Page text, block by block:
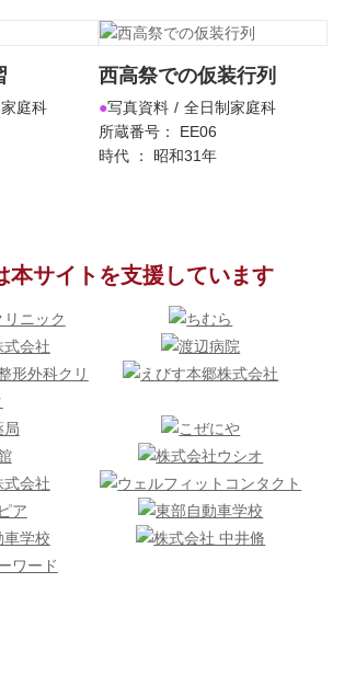
庭科
西高祭での仮装行列
写真資料
全日制家庭科
所蔵番号： EE06
時代 ： 昭和31年
本サイトを支援しています